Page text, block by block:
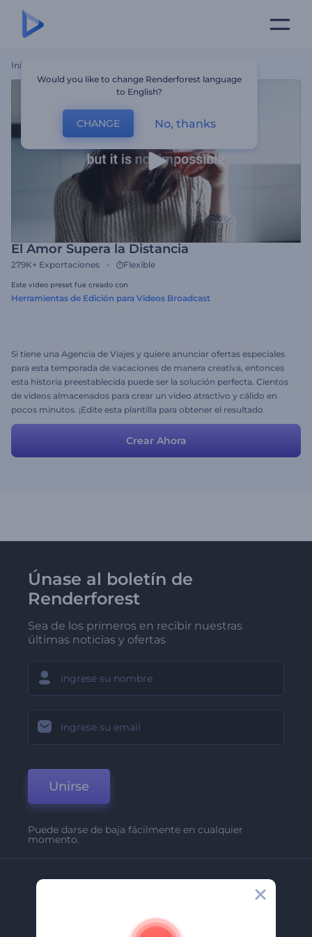
Inicio
El Amor Supera la Distancia
279K+ Exportaciones Flexible
Este video preset fue creado con
Herramientas de Edición para Videos Broadcast
Si tiene una Agencia de Viajes y quiere anunciar ofertas especiales
para esta temporada de vacaciones de manera creativa, entonces
esta historia preestablecida puede ser la solución perfecta. Cientos
de videos almacenados para crear un video atractivo y cálido en
pocos minutos. ¡Edite esta plantilla para obtener el resultado
deseado y disfrute de un gran flujo de atracción hacia su compañía!
Crear Ahora
Únase al boletín de
Renderforest
Sea de los primeros en recibir nuestras
últimas noticias y ofertas
Unirse
Puede darse de baja fácilmente en cualquier
momento.
Would you like to change Renderforest language
to English?
CHANGE No, thanks